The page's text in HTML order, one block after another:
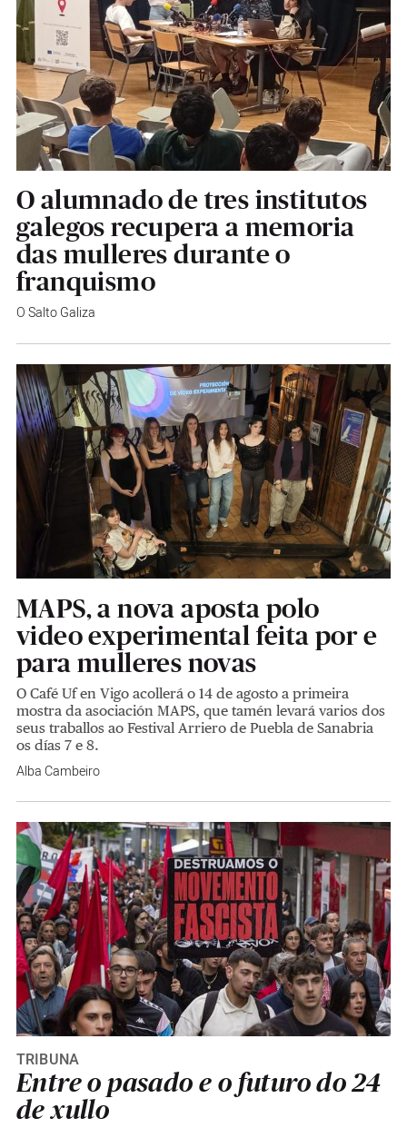
O alumnado de tres institutos
galegos recupera a memoria
das mulleres durante o
franquismo
O Salto Galiza
MAPS, a nova aposta polo
video experimental feita por e
para mulleres novas
O Café Uf en Vigo acollerá o 14 de agosto a primeira
mostra da asociación MAPS, que tamén levará varios dos
seus traballos ao Festival Arriero de Puebla de Sanabria
os días 7 e 8.
Alba Cambeiro
TRIBUNA
Entre o pasado e o futuro do 24
de xullo